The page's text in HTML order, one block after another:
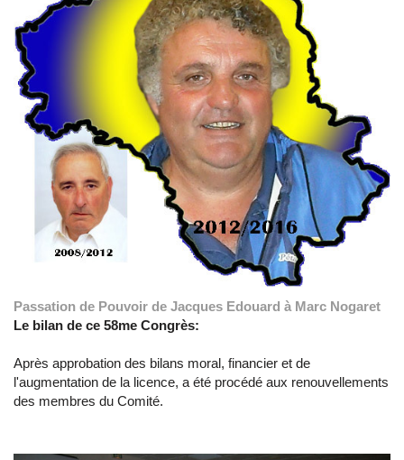
Passation de Pouvoir de Jacques Edouard à Marc Nogaret
Le bilan de ce 58me Congrès:
Après approbation des bilans moral, financier et de
l'augmentation de la licence, a été procédé aux renouvellements
des membres du Comité.